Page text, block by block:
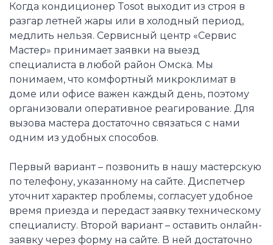
Когда кондиционер Tosot выходит из строя в
разгар летней жары или в холодный период,
медлить нельзя. Сервисный центр «Сервис
Мастер» принимает заявки на выезд
специалиста в любой район Омска. Мы
понимаем, что комфортный микроклимат в
доме или офисе важен каждый день, поэтому
организовали оперативное реагирование. Для
вызова мастера достаточно связаться с нами
одним из удобных способов.
Первый вариант – позвонить в нашу мастерскую
по телефону, указанному на сайте. Диспетчер
уточнит характер проблемы, согласует удобное
время приезда и передаст заявку техническому
специалисту. Второй вариант – оставить онлайн-
заявку через форму на сайте. В ней достаточно